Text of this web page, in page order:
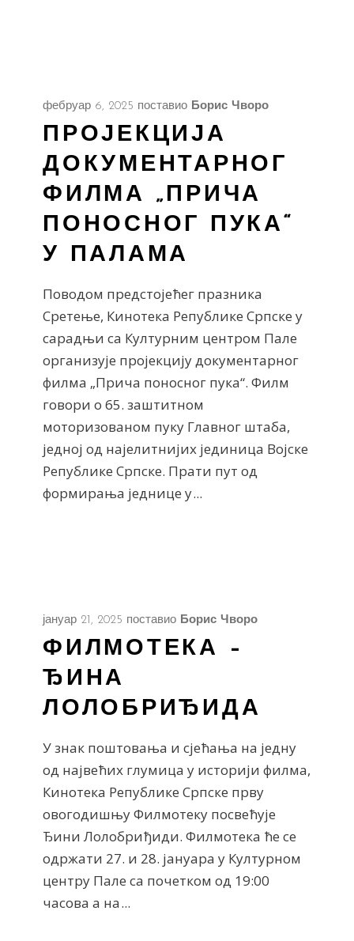
фебруар 6, 2025 поставио Борис Чворо
ПРОЈЕКЦИЈА
ДОКУМЕНТАРНОГ
ФИЛМА „ПРИЧА
ПОНОСНОГ ПУКА“
У ПАЛАМА
Поводом предстојећег празника
Сретење, Кинотека Републике Српске у
сарадњи са Културним центром Пале
организује пројекцију документарног
филма „Прича поносног пука“. Филм
говори о 65. заштитном
моторизованом пуку Главног штаба,
једној од најелитнијих јединица Војске
Републике Српске. Прати пут од
формирања једнице у
јануар 21, 2025 поставио Борис Чворо
ФИЛМОТЕКА –
ЂИНА
ЛОЛОБРИЂИДА
У знак поштовања и сјећања на једну
од највећих глумица у историји филма,
Кинотека Републике Српске прву
овогодишњу Филмотеку посвећује
Ђини Лолобриђиди. Филмотека ће се
одржати 27. и 28. јануара у Културном
центру Пале са почетком од 19:00
часова а на